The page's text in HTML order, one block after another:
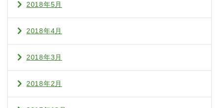
2018年5月
2018年4月
2018年3月
2018年2月